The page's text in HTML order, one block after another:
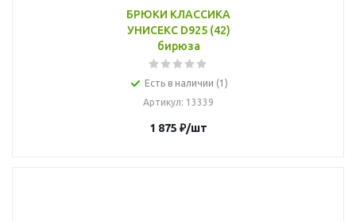
БРЮКИ КЛАССИКА
УНИСЕКС D925 (42)
бирюза
Есть в наличии (1)
Артикул: 13339
1 875 ₽/шт